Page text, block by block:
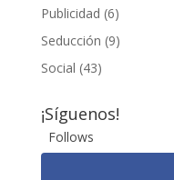
Publicidad (6)
Seducción (9)
Social (43)
¡Síguenos!
Follows